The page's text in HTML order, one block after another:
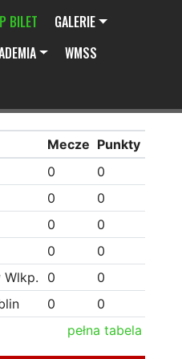
BILET
GALERIE
WMSS
Mecze Punkty
0
0
0
0
0
0
0
0
Wlkp. 0
0
0
0
pełna tabela